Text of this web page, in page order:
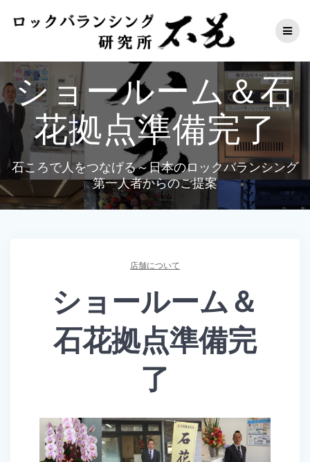
ン
ツ
ス
キ
ッ
プ
ショールーム＆石
花拠点準備完了
石ころで人をつなげる～日本のロックバランシング
第一人者からのご提案
店舗について
ショールーム＆
石花拠点準備完
了